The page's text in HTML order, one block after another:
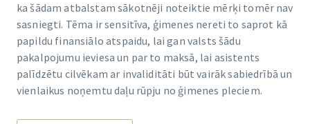
ka šādam atbalstam sākotnēji noteiktie mērķi tomēr nav
sasniegti. Tēma ir sensitīva, ģimenes nereti to saprot kā
papildu finansiālo atspaidu, lai gan valsts šādu
pakalpojumu ieviesa un par to maksā, lai asistents
palīdzētu cilvēkam ar invaliditāti būt vairāk sabiedrībā un
vienlaikus noņemtu daļu rūpju no ģimenes pleciem.